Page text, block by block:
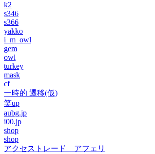
k2
s346
s366
yakko
i_m_owl
gem
owl
turkey
mask
cf
一時的 遷移(仮)
笑up
aubg.jp
i00.jp
shop
shop
アクセストレード アフェリ